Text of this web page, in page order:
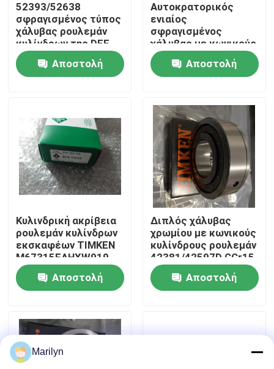
Σπίτι
Προϊόντα
Γύρος εργοστασίων
Ποιοτικός έλεγχος
Ειδήσεις
Περιπτώσεις
Μυτερό ρουλεμάν κυλίνδρων
Σφαιρικό ρουλεμάν κυλίνδρων
52393/52638
σφραγισμένος τύπος
χάλυβας ρουλεμάν
κυλίνδρων της DEE
TIMKEN μυτερός TS
Αποστολή
Αυτοκρατορικός
ενιαίος
σφραγισμένος
χάλυβας με κωνικούς
κυλίνδρους ρουλεμάν
TS 74525/74850
υπόλοιπου κόσμου
Αποστολή
Κυλινδρική ακρίβεια
ρουλεμάν κυλίνδρων
εκσκαφέων TIMKEN
M67315EAHXW919
P2 P4 P5 P6
Αποστολή
Διπλός χάλυβας
χρωμίου με κωνικούς
κυλίνδρους ρουλεμάν
42381/42597D GCr15
υπόλοιπου κόσμου
TIMKENΑποστολή
Marilyn